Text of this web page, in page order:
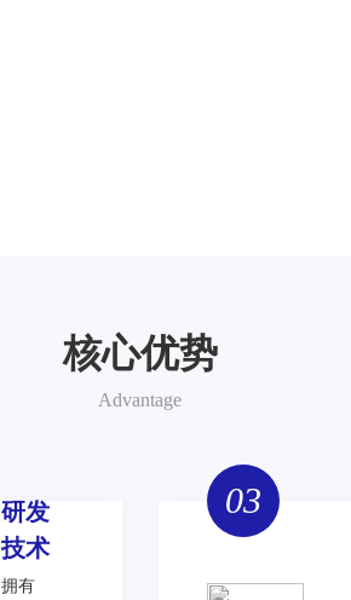
核心优势
Advantage
研发
技术
拥有
03